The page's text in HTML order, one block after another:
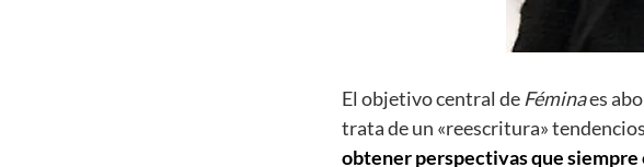
El objetivo central de Féminaes
trata de un «reescritura»
obtener perspectivas que